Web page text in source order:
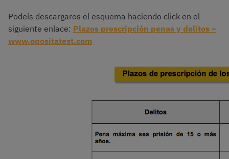
Podeís descargaros el esquema haciendo click en el
siguiente enlace: Plazos prescripción penas y delitos –
www.opositatest.com